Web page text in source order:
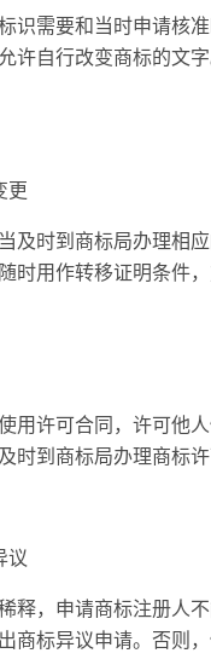
识需要和当时申请核
许自行改变商标的文
更
及时到商标局办理相
时用作转移证明条件，
用许可合同，许可他
时到商标局办理商标许
议
释，申请商标注册人
商标异议申请。否则